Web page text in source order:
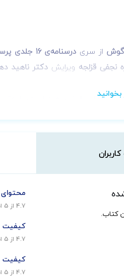
از سری
درسنامه‌ی
نجفی قزلجه ویرایش دکتر ناهید
دانشجویان و پرستاران بالینی، بوده
که به شما کمک می‌کند روش‌های
و بیماران مبتلا به
مراقبت از این جمعیت اضافه
اسکلتی
در حد وسیعی بروزرسانی
کتاب.
4.7 از 5 امتیاز
کیفیت
4.7 از 5 امتیاز
کیفیت
4.7 از 5 امتیاز